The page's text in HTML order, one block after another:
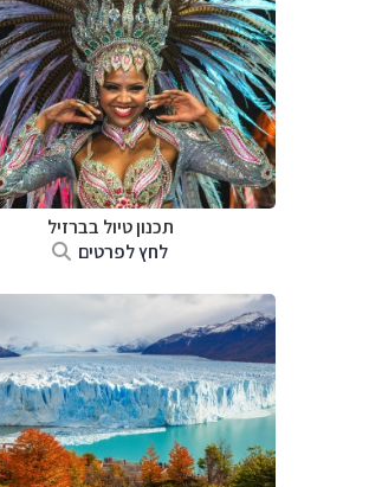
תכנון טיול בברזיל
לחץ לפרטים